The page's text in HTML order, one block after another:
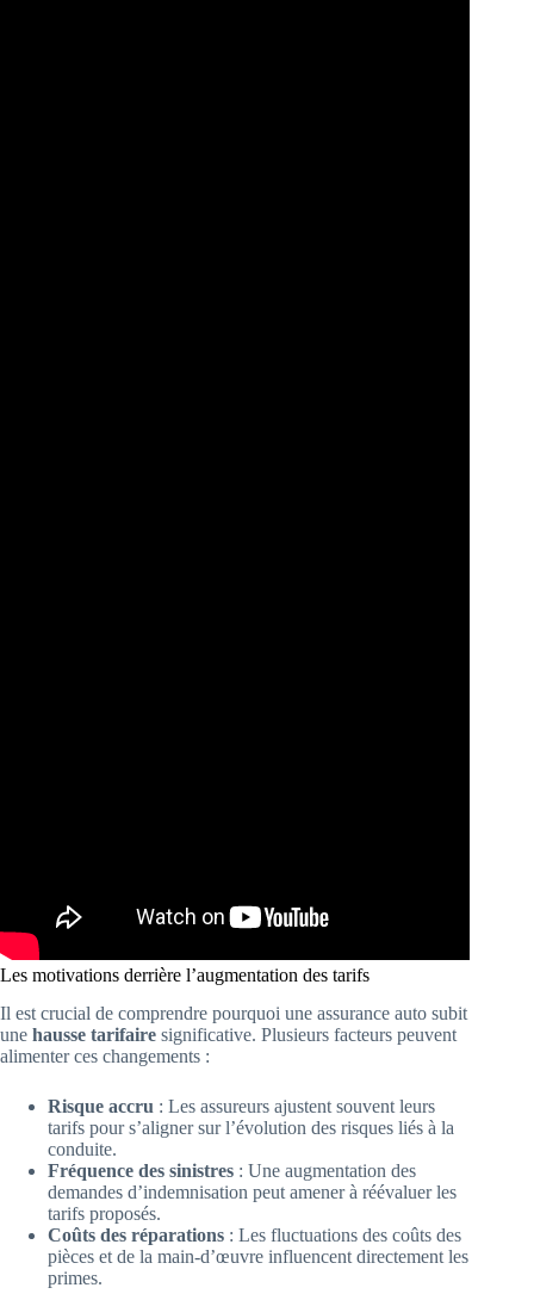
Les motivations derrière l’augmentation des tarifs
Il est crucial de comprendre pourquoi une assurance auto subit
une hausse tarifaire significative. Plusieurs facteurs peuvent
alimenter ces changements :
Risque accru : Les assureurs ajustent souvent leurs
tarifs pour s’aligner sur l’évolution des risques liés à la
conduite.
Fréquence des sinistres : Une augmentation des
demandes d’indemnisation peut amener à réévaluer les
tarifs proposés.
Coûts des réparations : Les fluctuations des coûts des
pièces et de la main-d’œuvre influencent directement les
primes.